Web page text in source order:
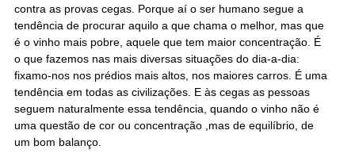
contra as provas cegas. Porque aí o ser humano segue a
tendência de procurar aquilo a que chama o melhor, mas que
é o vinho mais pobre, aquele que tem maior concentração. É
o que fazemos nas mais diversas situações do dia-a-dia:
fixamo-nos nos prédios mais altos, nos maiores carros. É uma
tendência em todas as civilizações. E às cegas as pessoas
seguem naturalmente essa tendência, quando o vinho não é
uma questão de cor ou concentração ,mas de equilíbrio, de
um bom balanço.